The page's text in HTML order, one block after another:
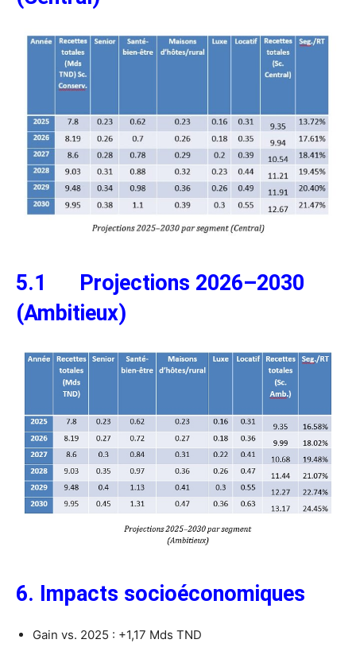
5.1 Projections 2026–2030
(Ambitieux)
6. Impacts socioéconomiques
Gain vs. 2025 : +1,17 Mds TND